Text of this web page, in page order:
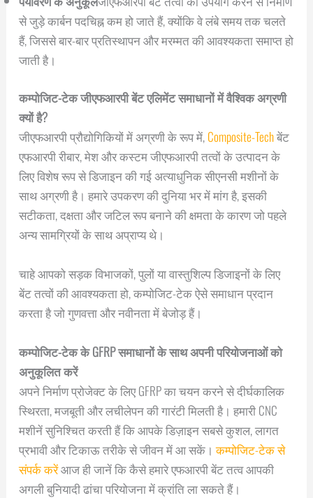
से जुड़े कार्बन पदचिह्न कम हो जाते हैं, क्योंकि वे लंबे समय तक चलते
हैं, जिससे बार-बार प्रतिस्थापन और मरम्मत की आवश्यकता समाप्त हो
जाती है।
कम्पोजिट-टेक जीएफआरपी बेंट एलिमेंट समाधानों में वैश्विक अग्रणी
क्यों है?
जीएफआरपी प्रौद्योगिकियों में अग्रणी के रूप में,Composite-Techबेंट
एफआरपी रीबार, मेश और कस्टम जीएफआरपी तत्वों के उत्पादन के
लिए विशेष रूप से डिजाइन की गई अत्याधुनिक सीएनसी मशीनों के
साथ अग्रणी है। हमारे उपकरण की दुनिया भर में मांग है, इसकी
सटीकता, दक्षता और जटिल रूप बनाने की क्षमता के कारण जो पहले
अन्य सामग्रियों के साथ अप्राप्य थे।
चाहे आपको सड़क विभाजकों, पुलों या वास्तुशिल्प डिजाइनों के लिए
बेंट तत्वों की आवश्यकता हो, कम्पोजिट-टेक ऐसे समाधान प्रदान
करता है जो गुणवत्ता और नवीनता में बेजोड़ हैं।
कम्पोजिट-टेक के GFRP समाधानों के साथ अपनी परियोजनाओं को
अनुकूलित करें
अपने निर्माण प्रोजेक्ट के लिए GFRP का चयन करने से दीर्घकालिक
स्थिरता, मजबूती और लचीलेपन की गारंटी मिलती है। हमारी CNC
मशीनें सुनिश्चित करती हैं कि आपके डिज़ाइन सबसे कुशल, लागत
प्रभावी और टिकाऊ तरीके से जीवन में आ सकें।कम्पोजिट-टेक से
संपर्क करेंआज ही जानें कि कैसे हमारे एफआरपी बेंट तत्व आपकी
अगली बुनियादी ढांचा परियोजना में क्रांति ला सकते हैं।